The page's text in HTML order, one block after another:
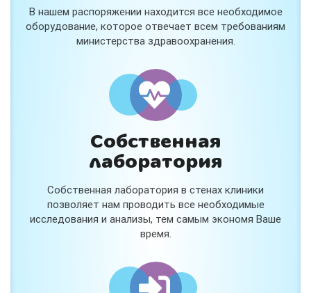
В нашем распоряжении находится все необходимое
оборудование, которое отвечает всем требованиям
министерства здравоохранения.
Собственная
лаборатория
Собственная лаборатория в стенах клиники
позволяет нам проводить все необходимые
исследования и анализы, тем самым экономя Ваше
время.
спортсменам и беременным женщинам.
Специальная цена — 3000 ₽.
и расскажем подробнее!
Нет, спасибо
Я согласен на обработкуперсональных данных
Работает наСтримвуд